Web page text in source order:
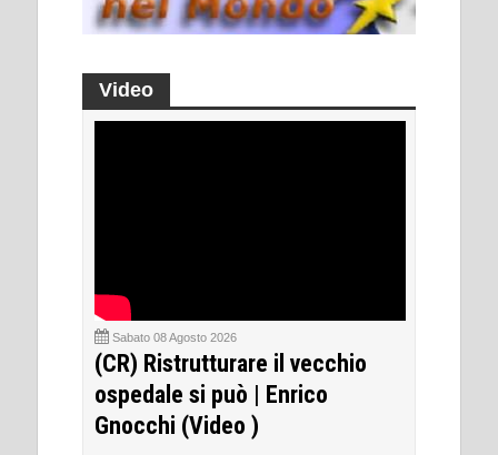
Video
Sabato 08 Agosto 2026
(CR) Ristrutturare il vecchio
ospedale si può | Enrico
Gnocchi (Video )